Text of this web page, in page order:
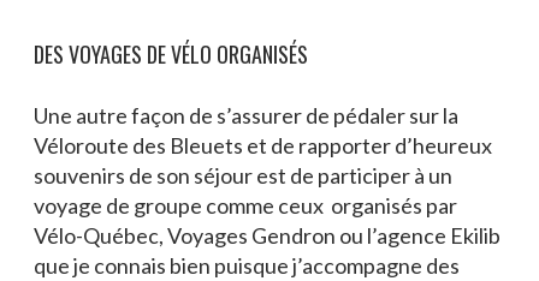
DES VOYAGES DE VÉLO ORGANISÉS
Une autre façon de s’assurer de pédaler sur la
Véloroute des Bleuets et de rapporter d’heureux
souvenirs de son séjour est de participer à un
voyage de groupe comme ceux organisés par
Vélo-Québec, Voyages Gendron ou l’agence Ekilib
que je connais bien puisque j’accompagne des